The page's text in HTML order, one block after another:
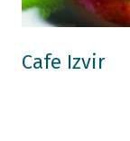
Cafe Izvir